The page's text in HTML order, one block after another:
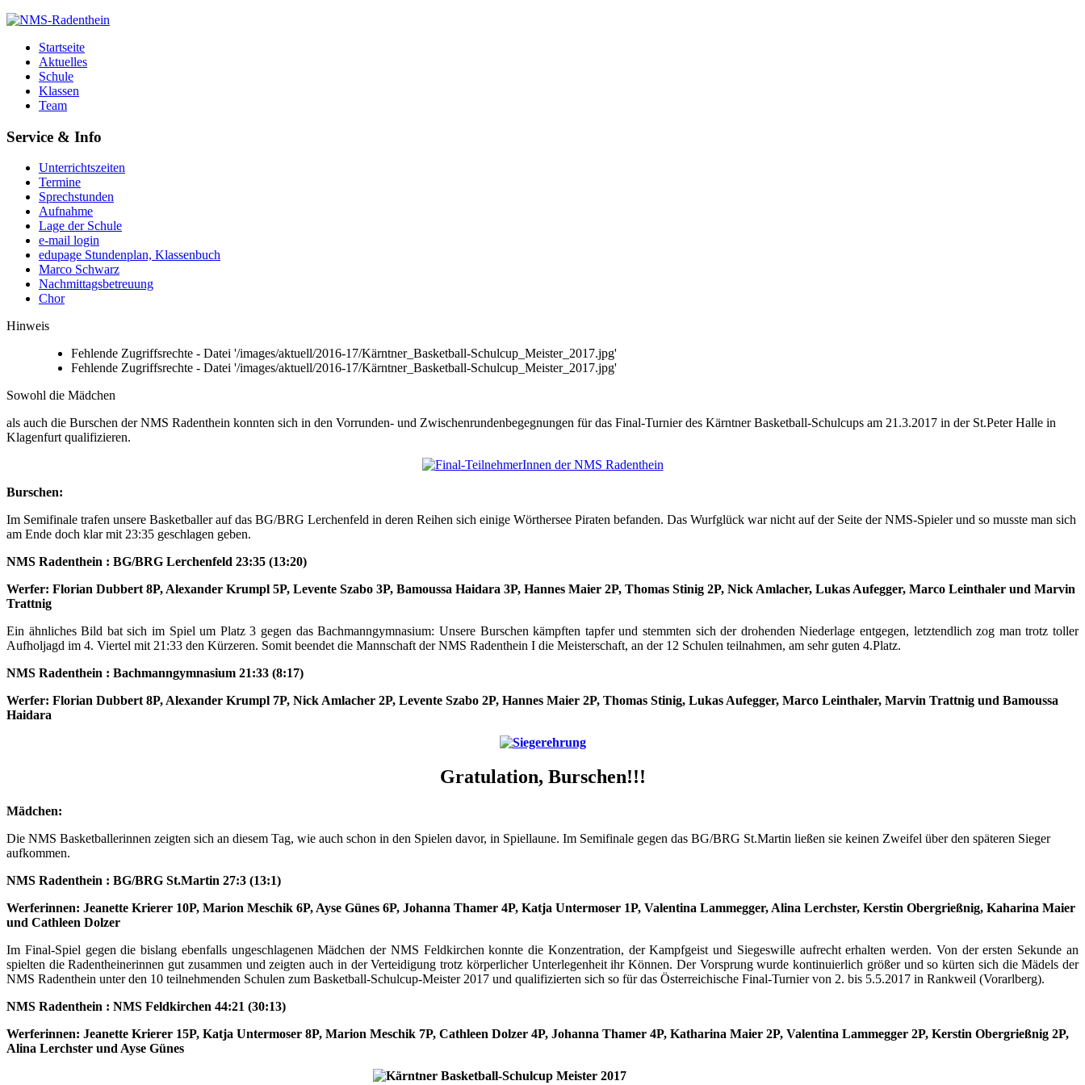
Startseite
Aktuelles
Schule
Klassen
Team
Service & Info
Unterrichtszeiten
Termine
Sprechstunden
Aufnahme
Lage der Schule
e-mail login
edupage Stundenplan, Klassenbuch
Marco Schwarz
Nachmittagsbetreuung
Chor
Hinweis
Fehlende Zugriffsrechte - Datei '/images/aktuell/2016-17/Kärntner_Basketball-Schulcup_Meister_2017.jpg'
Fehlende Zugriffsrechte - Datei '/images/aktuell/2016-17/Kärntner_Basketball-Schulcup_Meister_2017.jpg'
Sowohl die Mädchen
als auch die Burschen der NMS Radenthein konnten sich in den Vorrunden- und Zwischenrundenbegegnungen für das Final-Turnier des Kärntner Basketball-Schulcups am 21.3.2017 in der St.Peter Halle in
Klagenfurt qualifizieren.
Burschen:
Im Semifinale trafen unsere Basketballer auf das BG/BRG Lerchenfeld in deren Reihen sich einige Wörthersee Piraten befanden. Das Wurfglück war nicht auf der Seite der NMS-Spieler und so musste man sich
am Ende doch klar mit 23:35 geschlagen geben.
NMS Radenthein : BG/BRG Lerchenfeld 23:35 (13:20)
Werfer: Florian Dubbert 8P, Alexander Krumpl 5P, Levente Szabo 3P, Bamoussa Haidara 3P, Hannes Maier 2P, Thomas Stinig 2P, Nick Amlacher, Lukas Aufegger, Marco Leinthaler und Marvin
Trattnig
Ein ähnliches Bild bat sich im Spiel um Platz 3 gegen das Bachmanngymnasium: Unsere Burschen kämpften tapfer und stemmten sich der drohenden Niederlage entgegen, letztendlich zog man trotz toller
Aufholjagd im 4. Viertel mit 21:33 den Kürzeren. Somit beendet die Mannschaft der NMS Radenthein I die Meisterschaft, an der 12 Schulen teilnahmen, am sehr guten 4.Platz.
NMS Radenthein : Bachmanngymnasium 21:33 (8:17)
Werfer: Florian Dubbert 8P, Alexander Krumpl 7P, Nick Amlacher 2P, Levente Szabo 2P, Hannes Maier 2P, Thomas Stinig, Lukas Aufegger, Marco Leinthaler, Marvin Trattnig und Bamoussa
Haidara
Gratulation, Burschen!!!
Mädchen:
Die NMS Basketballerinnen zeigten sich an diesem Tag, wie auch schon in den Spielen davor, in Spiellaune. Im Semifinale gegen das BG/BRG St.Martin ließen sie keinen Zweifel über den späteren Sieger
aufkommen.
NMS Radenthein : BG/BRG St.Martin 27:3 (13:1)
Werferinnen: Jeanette Krierer 10P, Marion Meschik 6P, Ayse Günes 6P, Johanna Thamer 4P, Katja Untermoser 1P, Valentina Lammegger, Alina Lerchster, Kerstin Obergrießnig, Kaharina Maier
und Cathleen Dolzer
Im Final-Spiel gegen die bislang ebenfalls ungeschlagenen Mädchen der NMS Feldkirchen konnte die Konzentration, der Kampfgeist und Siegeswille aufrecht erhalten werden. Von der ersten Sekunde an
spielten die Radentheinerinnen gut zusammen und zeigten auch in der Verteidigung trotz körperlicher Unterlegenheit ihr Können. Der Vorsprung wurde kontinuierlich größer und so kürten sich die Mädels der
NMS Radenthein unter den 10 teilnehmenden Schulen zum Basketball-Schulcup-Meister 2017 und qualifizierten sich so für das Österreichische Final-Turnier von 2. bis 5.5.2017 in Rankweil (Vorarlberg).
NMS Radenthein : NMS Feldkirchen 44:21 (30:13)
Werferinnen: Jeanette Krierer 15P, Katja Untermoser 8P, Marion Meschik 7P, Cathleen Dolzer 4P, Johanna Thamer 4P, Katharina Maier 2P, Valentina Lammegger 2P, Kerstin Obergrießnig 2P,
Alina Lerchster und Ayse Günes